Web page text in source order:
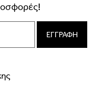
ΕΓΓΡΑΦΗ